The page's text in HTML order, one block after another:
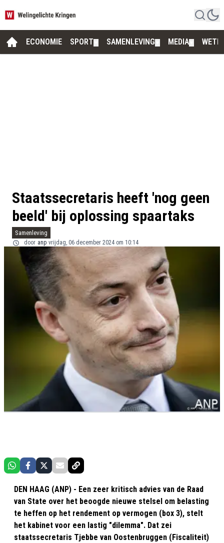
ECONOMIE SPORT SAMENLEVING MEDIA
Staatssecretaris heeft 'nog geen
beeld' bij oplossing spaartaks
Samenleving
door anp vrijdag, 06 december 2024 om 10:14
DEN HAAG (ANP) - Een zeer kritisch advies van de Raad
van State over het beoogde nieuwe stelsel om belasting
te heffen op het rendement op vermogen (box 3), stelt
het kabinet voor een lastig "dilemma". Dat zei
staatssecretaris Tjebbe van Oostenbruggen (Fiscaliteit)